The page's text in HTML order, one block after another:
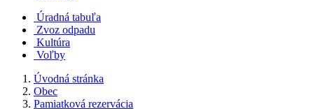
Úradná tabuľa
Zvoz odpadu
Kultúra
Voľby
Úvodná stránka
Obec
Pamiatková rezervácia